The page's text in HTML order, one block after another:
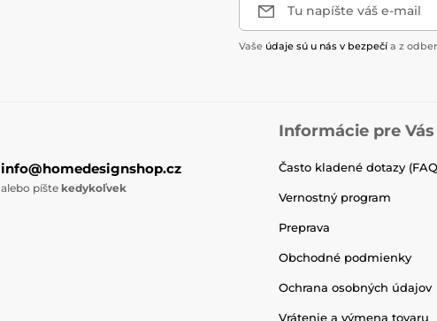
Tu napíšte váš e-mail
Vaše údaje sú u nás v bezpečí a z
info@homedesignshop.cz
alebo píšte kedykoľvek
Informácie pre Vás
Často kladené dotazy
Vernostný program
Preprava
Obchodné podmienky
Ochrana osobných údajov
Vrátenie a výmena tovaru